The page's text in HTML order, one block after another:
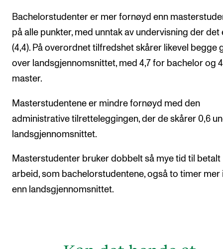
Bachelorstudenter er mer fornøyd enn
på alle punkter, med unntak av undervisning der det
(4,4). På overordnet tilfredshet skårer likevel begge
over landsgjennomsnittet, med 4,7 for bachelor og
master.
Masterstudentene er mindre fornøyd med den
administrative tilretteleggingen, der de skårer 0,6
landsgjennomsnittet.
Masterstudenter bruker dobbelt så mye tid til betalt
arbeid, som bachelorstudentene, også to timer mer
enn landsgjennomsnittet.